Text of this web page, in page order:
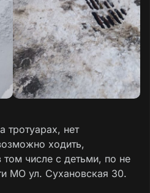
тротуарах, нет
ходить,
том числе с детьми, по не
МО ул. Сухановская 30.